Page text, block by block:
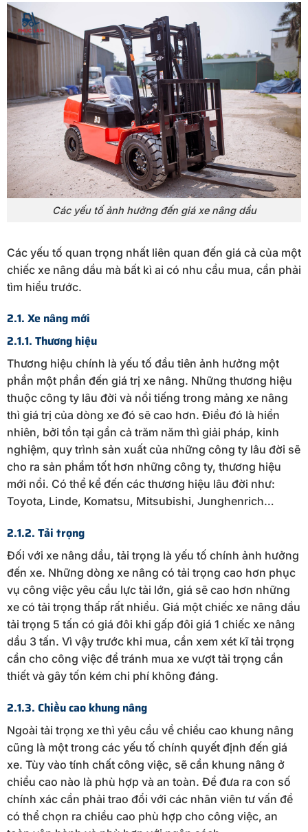
Các yếu tố ảnh hưởng đến giá xe nâng dầu
Các yếu tố quan trọng nhất liên quan đến giá cả của một
chiếc xe nâng dầu mà bất kì ai có nhu cầu mua, cần phải
tìm hiểu trước.
2.1. Xe nâng mới
2.1.1. Thương hiệu
Thương hiệu chính là yếu tố đầu tiên ảnh hưởng một
phần một phần đến giá trị xe nâng. Những thương hiệu
thuộc công ty lâu đời và nổi tiếng trong mảng xe nâng
thì giá trị của dòng xe đó sẽ cao hơn. Điều đó là hiển
nhiên, bởi tồn tại gần cả trăm năm thì giải pháp, kinh
nghiệm, quy trình sản xuất của những công ty lâu đời sẽ
cho ra sản phẩm tốt hơn những công ty, thương hiệu
mới nổi. Có thể kể đến các thương hiệu lâu đời như:
Toyota, Linde, Komatsu, Mitsubishi, Junghenrich…
2.1.2. Tải trọng
Đối với xe nâng dầu, tải trọng là yếu tố chính ảnh hưởng
đến xe. Những dòng xe nâng có tải trọng cao hơn phục
vụ công việc yêu cầu lực tải lớn, giá sẽ cao hơn những
xe có tải trọng thấp rất nhiều. Giá một chiếc xe nâng dầu
tải trọng 5 tấn có giá đôi khi gấp đôi giá 1 chiếc xe nâng
dầu 3 tấn. Vì vậy trước khi mua, cần xem xét kĩ tải trọng
cần cho công việc để tránh mua xe vượt tải trọng cần
thiết và gây tốn kém chi phí không đáng.
2.1.3. Chiều cao khung nâng
Ngoài tải trọng xe thì yêu cầu về chiều cao khung nâng
cũng là một trong các yếu tố chính quyết định đến giá
xe. Tùy vào tính chất công việc, sẽ cần khung nâng ở
chiều cao nào là phù hợp và an toàn. Để đưa ra con số
chính xác cần phải trao đổi với các nhân viên tư vấn đề
có thể chọn ra chiều cao phù hợp cho công việc, an